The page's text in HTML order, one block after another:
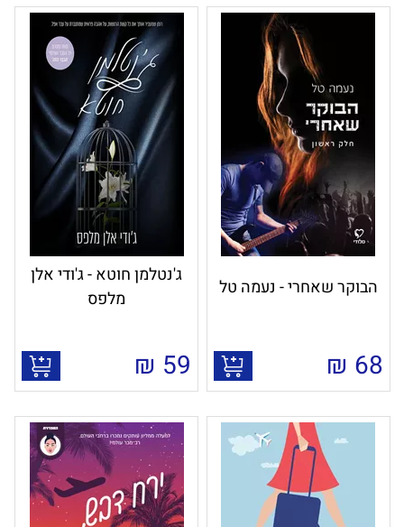
הבוקר שאחרי - נעמה טל
68
₪
ג'נטלמן חוטא - ג'ודי אלן
מלפס
59
₪